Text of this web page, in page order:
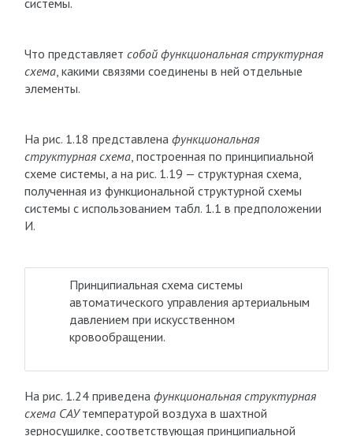
системы.
Что представляет собой функциональная структурная
схема, какими связями соединены в ней отдельные
элементы.
На рис. 1.18 представленафункциональная
структурная схема, построенная по принципиальной
схеме системы, а на рис. 1.19 — структурная схема,
полученная из функциональной структурной схемы
системы с использованием табл. 1.1 в предположении
И.
Принципиальная схема системы
автоматического управления артериальным
давлением при искусственном
кровообращении.
На рис. 1.24 приведенафункциональная структурная
схема САУтемпературой воздуха в шахтной
зерносушилке, соответствующая принципиальной